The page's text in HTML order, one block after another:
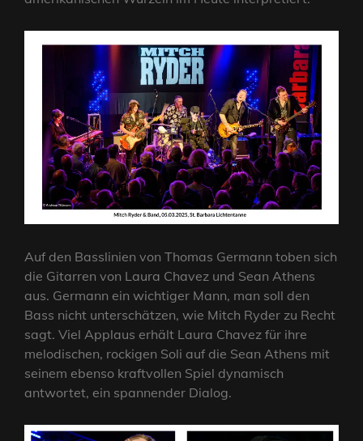
Auf den Basslinien von Thomas Germann toben sich
die Gitarren von Laura Chavez und Sean Athens
aus. Germann ein wichtiger Mann, man soll den
Bass nicht unterschätzen, wie Mitch Ryder zu Recht
sagt. Viel Applaus erhält Laura Chavez für ihre
melodischen, rockigen Soli auf die Sean Athens mit
seinem ebenso kraftvollen Spiel dynamisch
antwortet, ein spannender Dialog.